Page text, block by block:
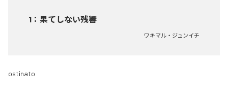
1 ： 果てしない残響
ワキマル・ジュンイチ
ostinato